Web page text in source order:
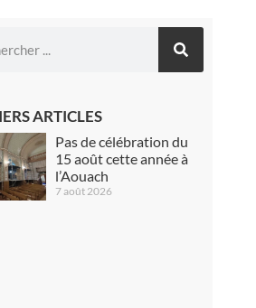
ARTICLES
Pas de célébration du
15 août cette année à
l’Aouach
7 août 2026